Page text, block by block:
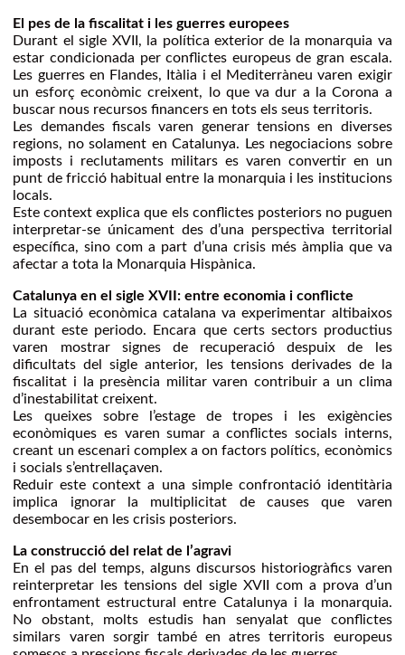
El pes de la fiscalitat i les guerres europees
Durant el sigle XVII, la política exterior de la monarquia va
estar condicionada per conflictes europeus de gran escala.
Les guerres en Flandes, Itàlia i el Mediterràneu varen exigir
un esforç econòmic creixent, lo que va dur a la Corona a
buscar nous recursos financers en tots els seus territoris.
Les demandes fiscals varen generar tensions en diverses
regions, no solament en Catalunya. Les negociacions sobre
imposts i reclutaments militars es varen convertir en un
punt de fricció habitual entre la monarquia i les institucions
locals.
Este context explica que els conflictes posteriors no puguen
interpretar-se únicament des d’una perspectiva territorial
específica, sino com a part d’una crisis més àmplia que va
afectar a tota la Monarquia Hispànica.
Catalunya en el sigle XVII: entre economia i conflicte
La situació econòmica catalana va experimentar altibaixos
durant este periodo. Encara que certs sectors productius
varen mostrar signes de recuperació despuix de les
dificultats del sigle anterior, les tensions derivades de la
fiscalitat i la presència militar varen contribuir a un clima
d’inestabilitat creixent.
Les queixes sobre l’estage de tropes i les exigències
econòmiques es varen sumar a conflictes socials interns,
creant un escenari complex a on factors polítics, econòmics
i socials s’entrellaçaven.
Reduir este context a una simple confrontació identitària
implica ignorar la multiplicitat de causes que varen
desembocar en les crisis posteriors.
La construcció del relat de l’agravi
En el pas del temps, alguns discursos historiogràfics varen
reinterpretar les tensions del sigle XVII com a prova d’un
enfrontament estructural entre Catalunya i la monarquia.
No obstant, molts estudis han senyalat que conflictes
similars varen sorgir també en atres territoris europeus